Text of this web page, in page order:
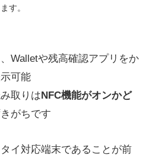
す。
Walletや残高確認アプリをか
可能
取りは NFC機能がオンかど
がちです
イ対応端末であることが前